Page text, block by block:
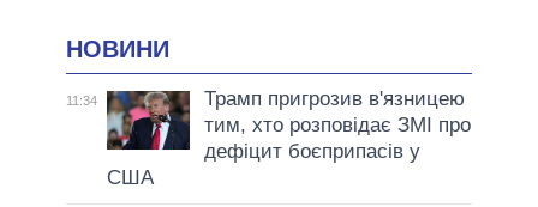
НОВИНИ
11:34
Трамп пригрозив в'язницею
тим, хто розповідає ЗМІ про
дефіцит боєприпасів у
США